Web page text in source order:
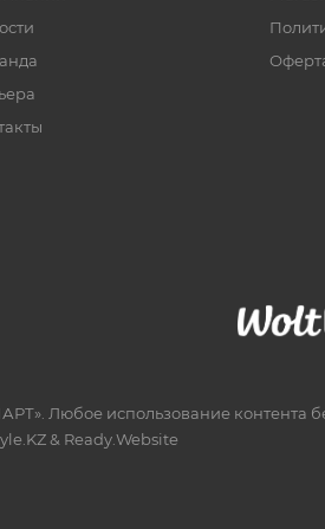
Любое использование контента
& Ready.Website